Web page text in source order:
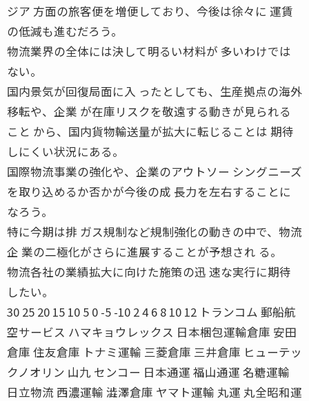
ジア 方面の旅客便を増便しており、今後は徐々に 運賃
の低減も進むだろう。
物流業界の全体には決して明るい材料が 多いわけでは
ない。
国内景気が回復局面に入 ったとしても、生産拠点の海外
移転や、企業 が在庫リスクを敬遠する動きが見られる
こと から、国内貨物輸送量が拡大に転じることは 期待
しにくい状況にある。
国際物流事業の強化や、企業のアウトソー シングニーズ
を取り込めるか否かが今後の成 長力を左右することに
なろう。
特に今期は排 ガス規制など規制強化の動きの中で、物流
企 業の二極化がさらに進展することが予想され る。
物流各社の業績拡大に向けた施策の迅 速な実行に期待
したい。
30 25 20 15 10 5 0 -5 -10 2 4 6 8 10 12 トランコム 郵船航
空サービス ハマキョウレックス 日本梱包運輸倉庫 安田
倉庫 住友倉庫 トナミ運輸 三菱倉庫 三井倉庫 ヒューテッ
クノオリン 山九 センコー 日本通運 福山通運 名糖運輸
日立物流 西濃運輸 澁澤倉庫 ヤマト運輸 丸運 丸全昭和運